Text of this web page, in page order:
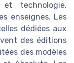
technologie,
enseignes. Les
dédiées aux
des éditions
des modèles